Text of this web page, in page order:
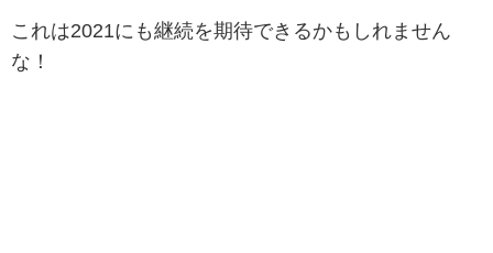
これは2021にも継続を期待できるかもしれません
な！